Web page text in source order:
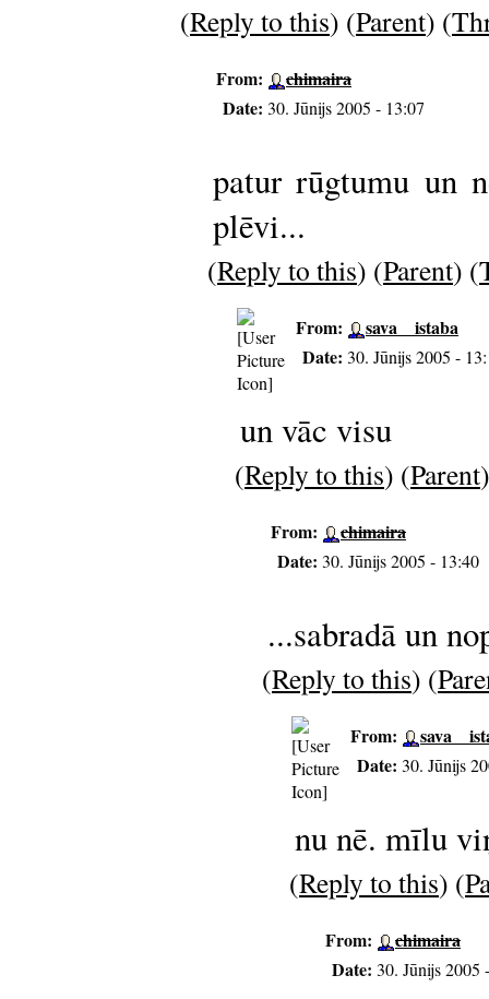
(Reply to this) (Parent) (
From:
chimaira
Date: 30. Jūnijs 2005 - 13:07
patur rūgtumu un
plēvi...
(Reply to this) (Parent) (
From:
sava__istaba
Date: 30. Jūnijs 2005 -
un vāc visu
(Reply to this) (Parent
From:
chimaira
Date: 30. Jūnijs 2005 - 13:40
...sabradā un
(Reply to this) (
From:
Date: 30. Jūnijs
nu nē. mīlu
(Reply to this) (
From:
chimaira
Date: 30. Jūnijs 2005